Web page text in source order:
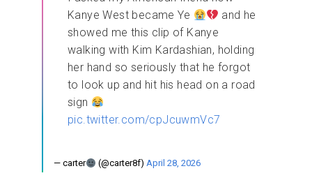
Kanye West became Ye
and he
showed me this clip of Kanye
walking with Kim Kardashian, holding
her hand so seriously that he forgot
to look up and hit his head on a road
sign
pic.twitter.com/cpJcuwmVc7
— carter (@carter8f) April 28, 2026